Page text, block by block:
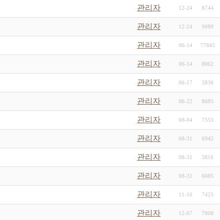
관리자 12-24 8744
관리자 12-24 9089
관리자 06-14 77845
관리자 06-14 8062
관리자 06-17 5836
관리자 06-22 8685
관리자 08-04 7553
관리자 08-31 6942
관리자 08-31 5816
관리자 08-31 6085
관리자 11-16 7425
관리자 12-07 7008